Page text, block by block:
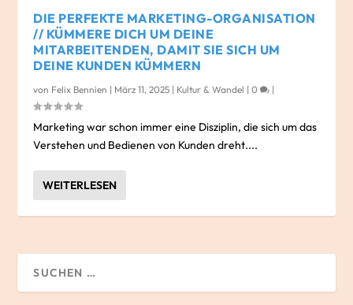
DIE PERFEKTE MARKETING-ORGANISATION
// KÜMMERE DICH UM DEINE
MITARBEITENDEN, DAMIT SIE SICH UM
DEINE KUNDEN KÜMMERN
von Felix Bennien | März 11, 2025 | Kultur & Wandel |0 |
Marketing war schon immer eine Disziplin, die sich um das
Verstehen und Bedienen von Kunden dreht....
WEITERLESEN